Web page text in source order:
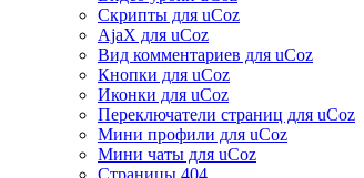
Скрипты для uCoz
AjaX для uCoz
Вид комментариев для uCoz
Кнопки для uCoz
Иконки для uCoz
Переключатели страниц для uCoz
Мини профили для uCoz
Мини чаты для uCoz
Страницы 404